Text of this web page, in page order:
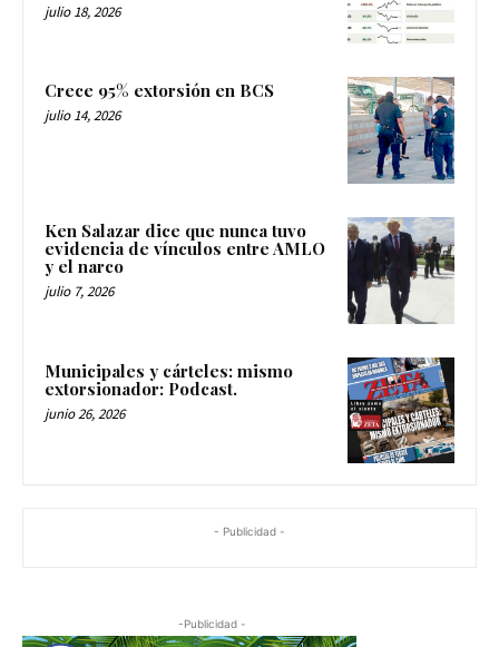
julio 18, 2026
Crece 95% extorsión en BCS
julio 14, 2026
Ken Salazar dice que nunca tuvo
evidencia de vínculos entre AMLO
y el narco
julio 7, 2026
Municipales y cárteles: mismo
extorsionador: Podcast.
junio 26, 2026
- Publicidad -
-Publicidad -